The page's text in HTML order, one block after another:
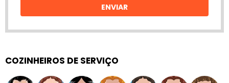
ENVIAR
COZINHEIROS DE SERVIÇO